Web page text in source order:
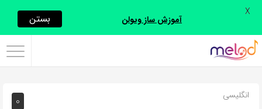
اشتراک
با
0 انگلیسی
آموزش ساز ویولن بستن X